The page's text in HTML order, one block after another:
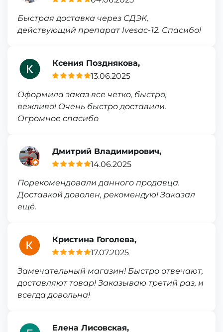
Быстрая доставка через СДЭК,
действующий препарат Ivesac-12. Спасибо!
Ксения Позднякова,
13.06.2025
Оформила заказ все четко, быстро,
вежливо! Очень быстро доставили.
Огромное спасибо
Дмитрий Владимирович,
14.06.2025
Порекомендовали данного продавца.
Доставкой доволен, рекомендую! Заказал
ещё.
Кристина Гоголева,
17.07.2025
Замечательный магазин! Быстро отвечают,
доставляют товар! Заказываю третий раз, и
всегда довольна!
Елена Лисовская,